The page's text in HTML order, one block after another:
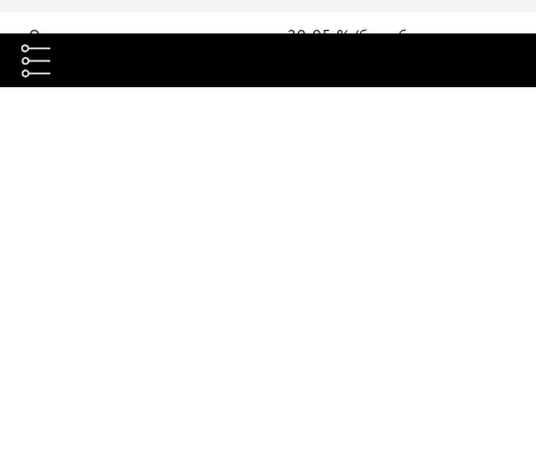
Относительная влажность при
эксплуатации
20-95 % (без образования